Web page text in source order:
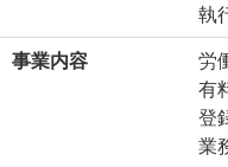
執
事業内容
労
有
登
業